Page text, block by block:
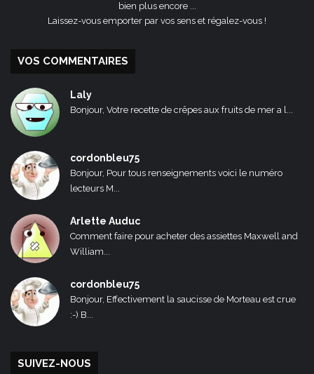
bien plus encore ...
Laissez-vous emporter par vos sens et régalez-vous !
VOS COMMENTAIRES
Laly
Bonjour, Votre recette de crêpes aux fruits de mer a l...
cordonbleu75
Bonjour, Pour tous renseignements voici le numéro
lecteurs M...
Arlette Auduc
Comment faire pour acheter des assiettes Maxwell and
William...
cordonbleu75
Bonjour, Effectivement la saucisse de Morteau est crue
:-) B...
SUIVEZ-NOUS